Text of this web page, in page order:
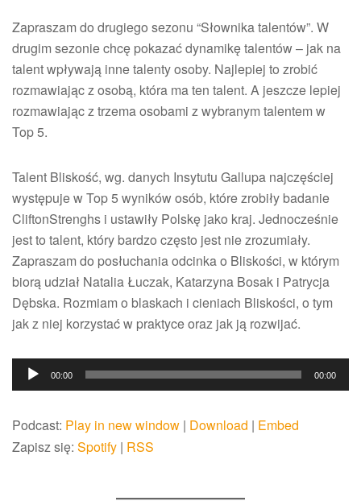
Zapraszam do drugiego sezonu “Słownika talentów”. W
drugim sezonie chcę pokazać dynamikę talentów – jak na
talent wpływają inne talenty osoby. Najlepiej to zrobić
rozmawiając z osobą, która ma ten talent. A jeszcze lepiej
rozmawiając z trzema osobami z wybranym talentem w
Top 5.
Talent Bliskość, wg. danych Insytutu Gallupa najczęściej
występuje w Top 5 wyników osób, które zrobiły badanie
CliftonStrenghs i ustawiły Polskę jako kraj. Jednocześnie
jest to talent, który bardzo często jest nie zrozumiały.
Zapraszam do posłuchania odcinka o Bliskości, w którym
biorą udział Natalia Łuczak, Katarzyna Bosak i Patrycja
Dębska. Rozmiam o blaskach i cieniach Bliskości, o tym
jak z niej korzystać w praktyce oraz jak ją rozwijać.
Odtwarzacz
plików
00:00 00:00
Podcast: Play in new window | Download | Embed
Zapisz się: Spotify | RSS